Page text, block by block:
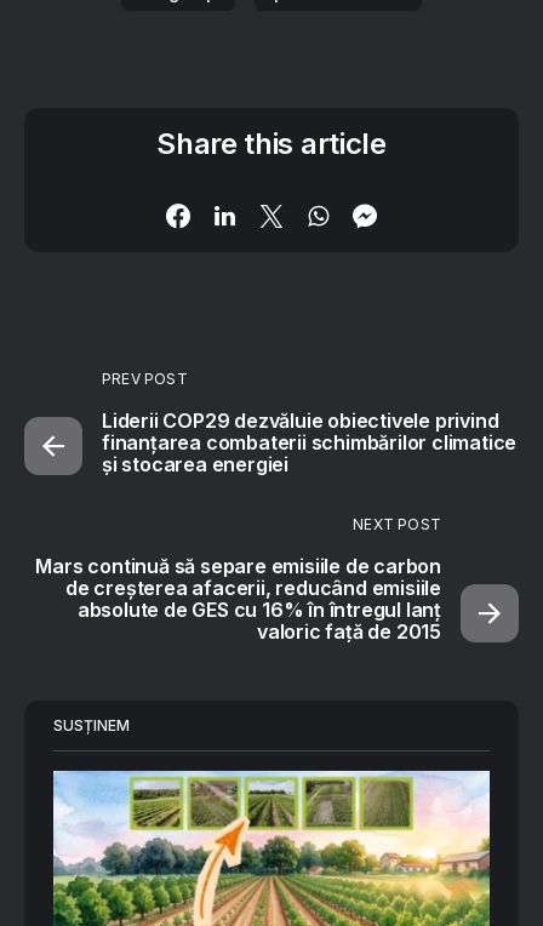
Share this article
PREV POST
Liderii COP29 dezvăluie obiectivele privind
finanţarea combaterii schimbărilor climatice
şi stocarea energiei
NEXT POST
Mars continuă să separe emisiile de carbon
de creșterea afacerii, reducând emisiile
absolute de GES cu 16% în întregul lanț
valoric față de 2015
SUSȚINEM